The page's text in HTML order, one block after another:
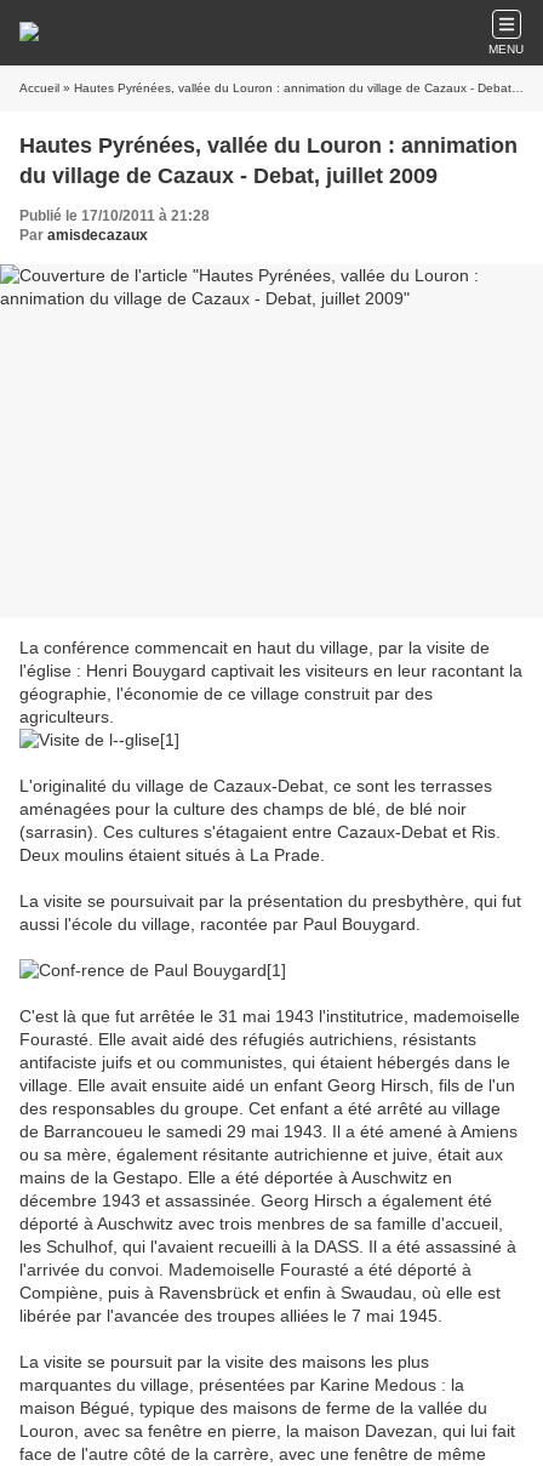
MENU
Accueil » Hautes Pyrénées, vallée du Louron : annimation du village de Cazaux - Debat, juillet 2009
Hautes Pyrénées, vallée du Louron : annimation
du village de Cazaux - Debat, juillet 2009
Publié le 17/10/2011 à 21:28
Par amisdecazaux
La conférence commencait en haut du village, par la visite de
l'église : Henri Bouygard captivait les visiteurs en leur racontant la
géographie, l'économie de ce village construit par des
agriculteurs.
L'originalité du village de Cazaux-Debat, ce sont les terrasses
aménagées pour la culture des champs de blé, de blé noir
(sarrasin). Ces cultures s'étagaient entre Cazaux-Debat et Ris.
Deux moulins étaient situés à La Prade.
La visite se poursuivait par la présentation du presbythère, qui fut
aussi l'école du village, racontée par Paul Bouygard.
C'est là que fut arrêtée le 31 mai 1943 l'institutrice, mademoiselle
Fourasté. Elle avait aidé des réfugiés autrichiens, résistants
antifaciste juifs et ou communistes, qui étaient hébergés dans le
village. Elle avait ensuite aidé un enfant Georg Hirsch, fils de l'un
des responsables du groupe. Cet enfant a été arrêté au village
de Barrancoueu le samedi 29 mai 1943. Il a été amené à Amiens
ou sa mère, également résitante autrichienne et juive, était aux
mains de la Gestapo. Elle a été déportée à Auschwitz en
décembre 1943 et assassinée. Georg Hirsch a également été
déporté à Auschwitz avec trois menbres de sa famille d'accueil,
les Schulhof, qui l'avaient recueilli à la DASS. Il a été assassiné à
l'arrivée du convoi. Mademoiselle Fourasté a été déporté à
Compiène, puis à Ravensbrück et enfin à Swaudau, où elle est
libérée par l'avancée des troupes alliées le 7 mai 1945.
La visite se poursuit par la visite des maisons les plus
marquantes du village, présentées par Karine Medous : la
maison Bégué, typique des maisons de ferme de la vallée du
Louron, avec sa fenêtre en pierre, la maison Davezan, qui lui fait
face de l'autre côté de la carrère, avec une fenêtre de même